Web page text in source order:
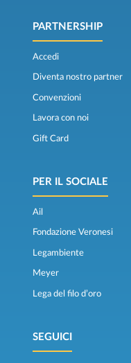
PARTNERSHIP
Accedi
Diventa nostro partner
Convenzioni
Lavora con noi
Gift Card
PER IL SOCIALE
Ail
Fondazione Veronesi
Legambiente
Meyer
Lega del filo d’oro
SEGUICI